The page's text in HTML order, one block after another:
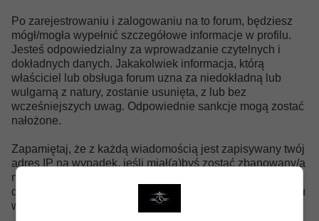
Po zarejestrowaniu i zalogowaniu na to forum, będziesz
mógł/mogła wypełnić szczegółowe informacje w profilu.
Jesteś odpowiedzialny za wprowadzanie czytelnych i
dokładnych danych. Jakakolwiek informacja, którą
właściciel lub obsługa forum uzna za niedokładną lub
wulgarną z natury, zostanie usunięta, z lub bez
wcześniejszych uwag. Odpowiednie sankcje mogą zostać
nałożone.
Zapamiętaj, że z każdą wiadomością jest zapisywany twój
adres IP na wypadek, jeśli miał(a)byś zostać zbanowany/a
na tym forum lub zaszłaby potrzeba kontaktu z twoim
dostawcą Internetu. Może się to zdarzyć tylko w przypadku
większego naruszenia tej zgody.